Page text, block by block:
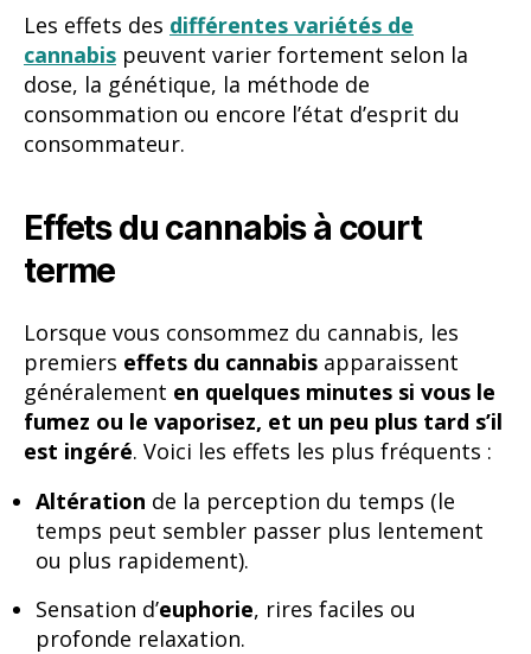
Les effets des différentes variétés de
cannabis peuvent varier fortement selon la
dose, la génétique, la méthode de
consommation ou encore l’état d’esprit du
consommateur.
Effets du cannabis à court
terme
Lorsque vous consommez du cannabis, les
premiers effets du cannabis apparaissent
généralement en quelques minutes si vous le
fumez ou le vaporisez, et un peu plus tard s’il
est ingéré. Voici les effets les plus fréquents :
Altération de la perception du temps (le
temps peut sembler passer plus lentement
ou plus rapidement).
Sensation d’euphorie, rires faciles ou
profonde relaxation.